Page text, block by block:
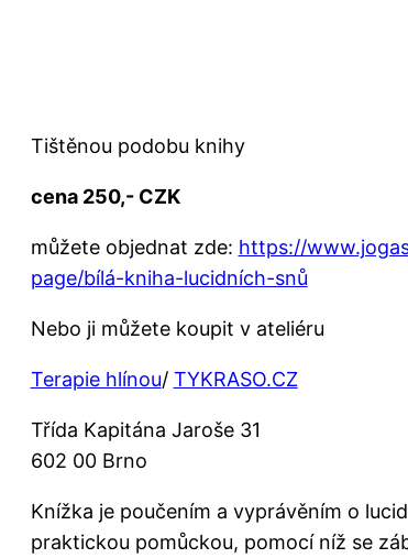
Tištěnou podobu knihy
cena 250,- CZK
můžete objednat zde: https://
page/bílá-kniha-lucidních-snů
Nebo ji můžete koupit v ateliéru
Terapie hlínou/ TYKRASO.CZ
Třída Kapitána Jaroše 31
602 00 Brno
Knížka je poučením a vyprávěním o
praktickou pomůckou, pomocí níž se